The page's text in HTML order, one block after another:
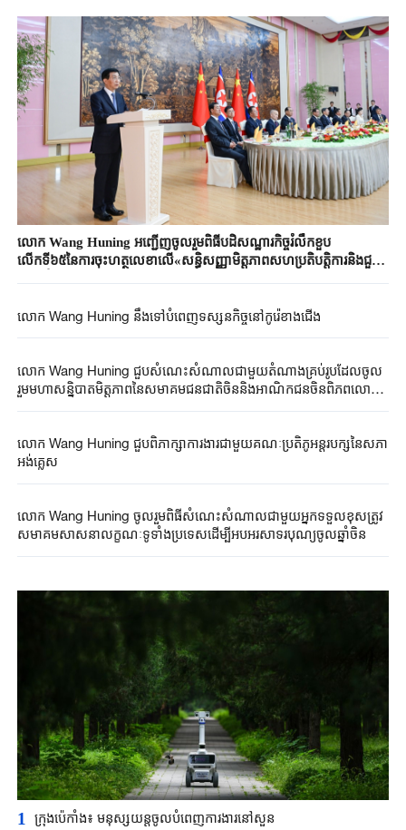
លោក Wang Huning អញ្ជើញចូលរួមពិធីបដិសណ្ឋារកិច្ចរំលឹកខួប
លើកទី៦៥នៃការចុះហត្ថលេខាលើ«សន្ធិសញ្ញាមិត្តភាពសហប្រតិបត្តិការនិងជួយ
លោក Wang Huning នឹងទៅបំពេញទស្សនកិច្ចនៅកូរ៉េខាងជើង
លោក Wang Huning ជួបសំណេះសំណាលជាមួយតំណាងគ្រប់រូបដែលចូល
រួមមហាសន្និបាតមិត្តភាពនៃសមាគមជនជាតិចិននិងអាណិកជនចិនពិភពលោក
លោក Wang Huning ជួបពិភាក្សាការងារជាមួយគណៈប្រតិភូអន្តរបក្សនៃសភា
អង់គ្លេស
លោក Wang Huning ចូលរួមពិធីសំណេះសំណាលជាមួយអ្នកទទួលខុសត្រូវ
សមាគមសាសនាលក្ខណៈទូទាំងប្រទេសដើម្បីអបអរសាទរបុណ្យចូលឆ្នាំចិន
1 ក្រុងប៉េកាំង​៖ មនុស្សយន្ត​ចូលបំពេញ​ការងារនៅសួន​​